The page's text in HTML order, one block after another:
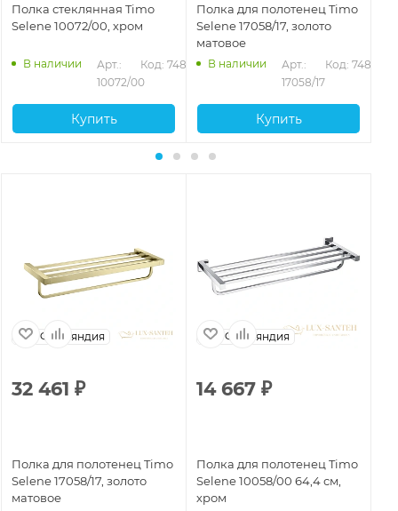
Полка стеклянная Timo
Selene 10072/00, хром
В наличии
Арт.:
10072/00
Код: 74893
Купить
Полка для полотенец Timo
Selene 17058/17, золото
матовое
В наличии
Арт.:
17058/17
Код: 74882
Купить
Финляндия
32 461 ₽
Полка для полотенец Timo
Selene 17058/17, золото
матовое
Финляндия
14 667 ₽
Полка для полотенец Timo
Selene 10058/00 64,4 см,
хром